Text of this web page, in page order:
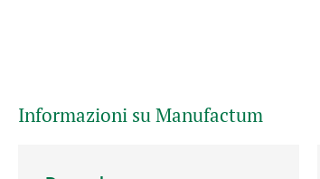
Informazioni su Manufactum